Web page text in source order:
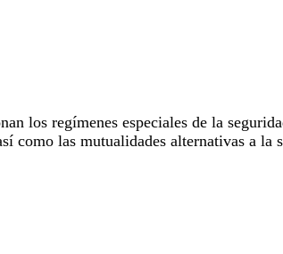
los regímenes especiales de la
como las mutualidades alternativas a la